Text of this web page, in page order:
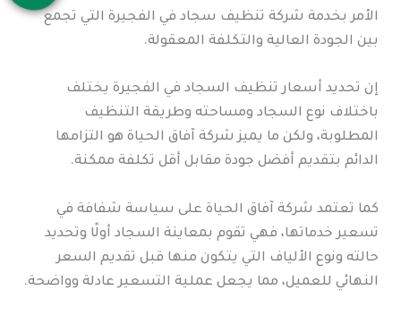
الأمر بخدمة شركة تنظيف سجاد في الفجيرة التي تجمع
بين الجودة العالية والتكلفة المعقولة.
إن تحديد أسعار تنظيف السجاد في الفجيرة يختلف
باختلاف نوع السجاد ومساحته وطريقة التنظيف
المطلوبة، ولكن ما يميز شركة آفاق الحياة هو التزامها
الدائم بتقديم أفضل جودة مقابل أقل تكلفة ممكنة.
كما تعتمد شركة آفاق الحياة على سياسة شفافة في
تسعير خدماتها، فهي تقوم بمعاينة السجاد أولًا وتحديد
حالته ونوع الألياف التي يتكون منها قبل تقديم السعر
النهائي للعميل، مما يجعل عملية التسعير عادلة وواضحة.